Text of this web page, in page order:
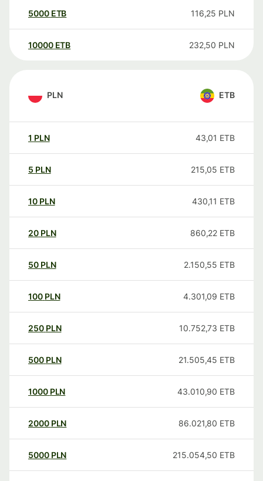
5000 ETB 116,25 PLN
10000 ETB 232,50 PLN
PLN ETB
1 PLN 43,01 ETB
5 PLN 215,05 ETB
10 PLN 430,11 ETB
20 PLN 860,22 ETB
50 PLN 2.150,55 ETB
100 PLN 4.301,09 ETB
250 PLN 10.752,73 ETB
500 PLN 21.505,45 ETB
1000 PLN 43.010,90 ETB
2000 PLN 86.021,80 ETB
5000 PLN 215.054,50 ETB